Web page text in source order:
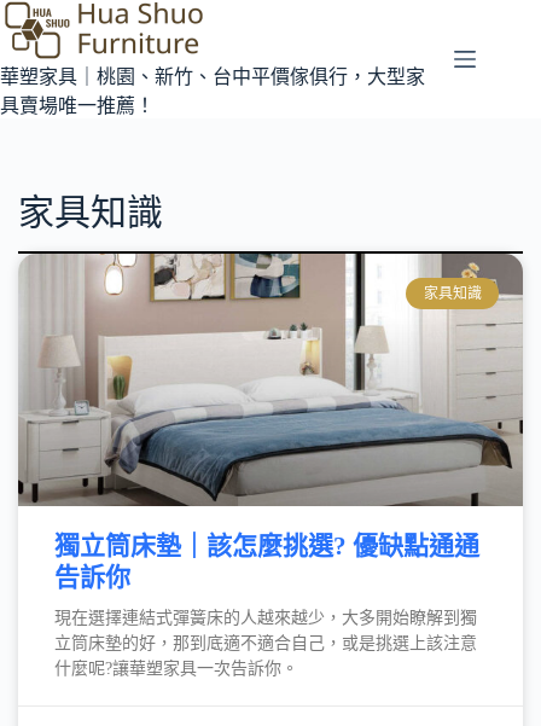
華塑家具｜桃園、新竹、台中平價傢俱行，大型家
具賣場唯一推薦！
家具知識
家具知識
獨立筒床墊｜該怎麼挑選? 優缺點通通
告訴你
現在選擇連結式彈簧床的人越來越少，大多開始瞭解到獨
立筒床墊的好，那到底適不適合自己，或是挑選上該注意
什麼呢?讓華塑家具一次告訴你。